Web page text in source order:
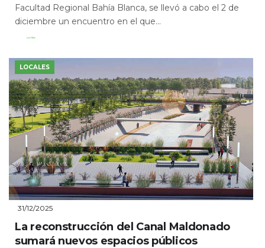
Facultad Regional Bahía Blanca, se llevó a cabo el 2 de
diciembre un encuentro en el que...
Leer Más
LOCALES
31/12/2025
La reconstrucción del Canal Maldonado
sumará nuevos espacios públicos